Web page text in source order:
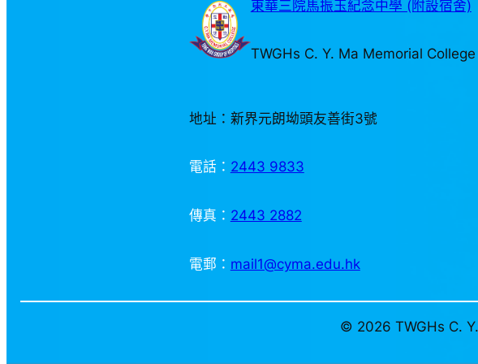
東華三院馬振玉紀念中學 (附設宿舍)
TWGHs C. Y. Ma Memorial College
地址：新界元朗坳頭友善街3號
電話： 2443 9833
傳真： 2443 2882
電郵： mail1@cyma.edu.hk
© 2026 TWGHs C.